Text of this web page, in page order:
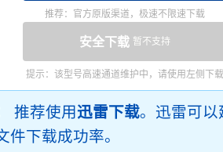
推荐：官方原版渠道，极速不限速下载
安全下载 暂不支持
提示：该型号高速通道维护中，请使用左侧下载
推荐使用迅雷下载。迅雷可
件下载成功率。